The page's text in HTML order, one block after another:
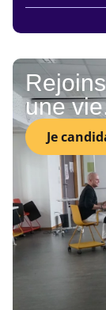
une
Je